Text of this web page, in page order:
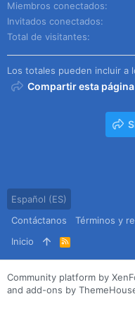
Miembros conectados
Invitados conectados
Total de visitantes
Los totales pueden incluir a
Compartir esta página
Español (ES)
Contáctanos
Términos y
Inicio
R
S
S
Community platform by
and add-ons by